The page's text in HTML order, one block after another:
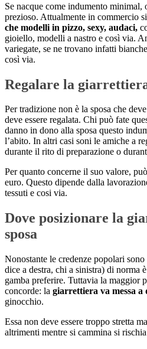
Se nacque come indumento minimal,
prezioso. Attualmente in commercio
che modelli in pizzo, sexy, audaci,
gioiello, modelli a nastro e così via.
variegate, se ne trovano infatti
così via.
Regalare la
Per tradizione non è la sposa che
deve essere regalata. Chi può fate
danno in dono alla sposa questo
l’abito. In altri casi soni le amiche a
durante il rito di preparazione o
Per quanto concerne il suo valore,
euro. Questo dipende dalla
tessuti e cosi via.
Dove posizionare la
sposa
Nonostante le credenze popolari
dice a destra, chi a sinistra) di norma
gamba preferire. Tuttavia la maggior
concorde: la giarrettiera va messa a
ginocchio.
Essa non deve essere troppo stretta
altrimenti mentre si cammina si